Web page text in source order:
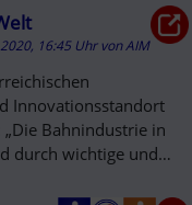
16:45 Uhr vonAIM
Innovationsstandort
„Die Bahnindustrie in
durch wichtige und